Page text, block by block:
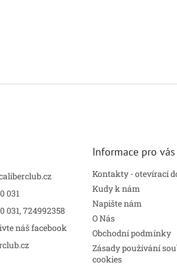
031
031, 724992358
náš facebook
Informace pro vás
Kontakty - otevírací
Kudy k nám
Napište nám
O Nás
Obchodní podmínky
Zásady používání
cookies